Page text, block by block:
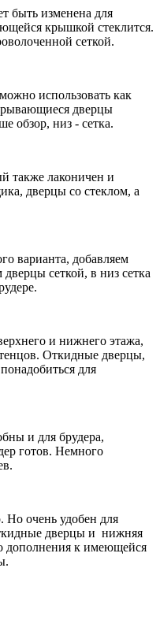
быть изменена для
крышкой стеклится.
сеткой.
использовать как
дверцы
обзор, низ - сетка.
также лаконичен и
дверцы со стеклом, а
варианта, добавляем
сеткой, в низ сетка
и нижнего этажа,
Откидные дверцы,
для
и для брудера,
готов. Немного
очень удобен для
дверцы и нижняя
дополнения к имеющейся